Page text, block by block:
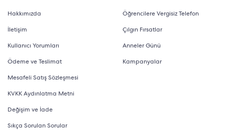
Hakkımızda
İletişim
Kullanıcı Yorumları
Ödeme ve Teslimat
Mesafeli Satış Sözleşmesi
KVKK Aydınlatma Metni
Değişim ve İade
Sıkça Sorulan Sorular
Öğrencilere Vergisiz Telefon
Çılgın Fırsatlar
Anneler Günü
Kampanyalar